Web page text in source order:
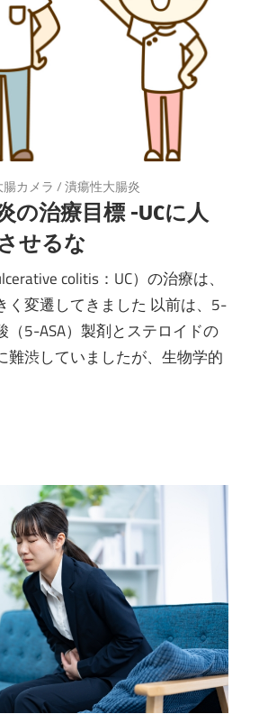
腸カメラ /潰瘍性大腸炎
の治療目標 -UCに人
せるな
colitis：UC）の治療は、
く変遷してきました 以前は、5-
（5-ASA）製剤とステロイドの
難渋していましたが、生物学的